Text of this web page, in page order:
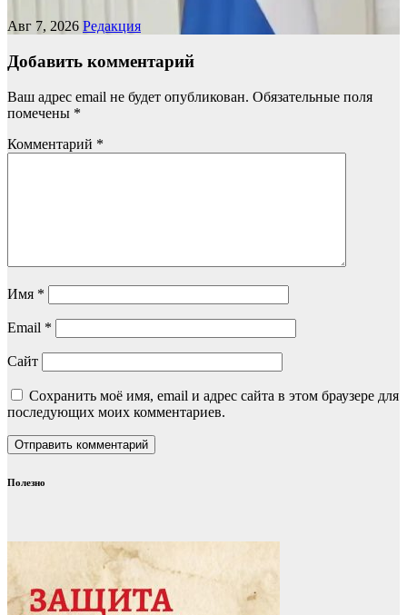
Авг 7, 2026 Редакция
Добавить комментарий
Ваш адрес email не будет опубликован. Обязательные поля
помечены *
Комментарий *
Имя *
Email *
Сайт
Сохранить моё имя, email и адрес сайта в этом браузере для
последующих моих комментариев.
Полезно